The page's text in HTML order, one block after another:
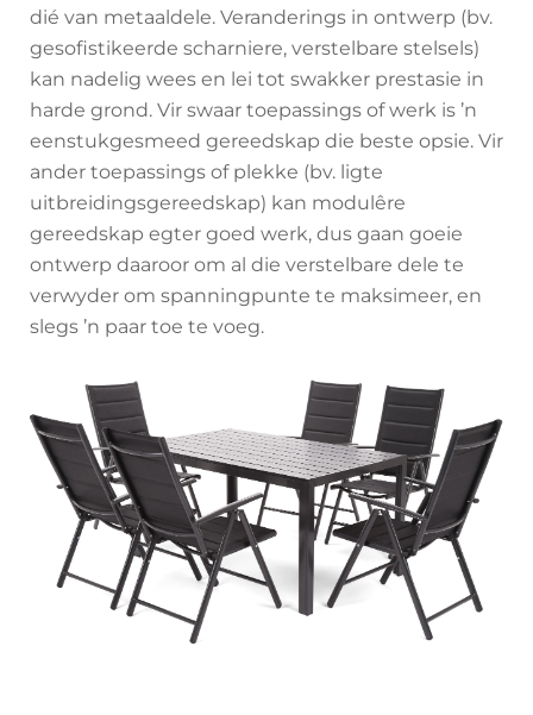
dié van metaaldele. Veranderings in ontwerp (bv.
gesofistikeerde scharniere, verstelbare stelsels)
kan nadelig wees en lei tot swakker prestasie in
harde grond. Vir swaar toepassings of werk is ’n
eenstukgesmeed gereedskap die beste opsie. Vir
ander toepassings of plekke (bv. ligte
uitbreidingsgereedskap) kan modulêre
gereedskap egter goed werk, dus gaan goeie
ontwerp daaroor om al die verstelbare dele te
verwyder om spanningpunte te maksimeer, en
slegs ’n paar toe te voeg.